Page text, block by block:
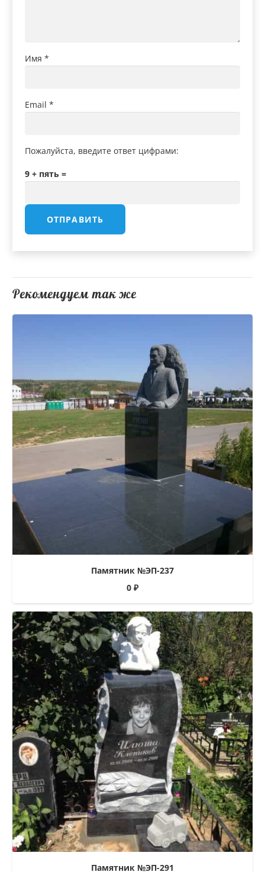
Имя *
Email *
Пожалуйста, введите ответ цифрами:
9 + пять =
Рекомендуем так же
Памятник №ЭП-237
0 ₽
Памятник №ЭП-291